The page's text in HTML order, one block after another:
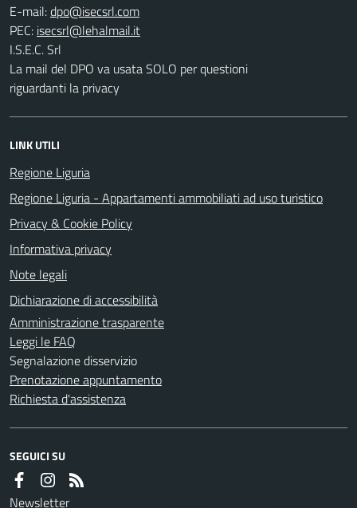
E-mail:
PEC:
I.S.E.C. Srl
La mail del DPO va usata SOLO per questioni
riguardanti la privacy
LINK UTILI
Regione Liguria
Regione Liguria - Appartamenti ammobiliati ad uso turistico
Privacy & Cookie Policy
Informativa privacy
Note legali
Dichiarazione di accessibilità
Amministrazione trasparente
Leggi le FAQ
Segnalazione disservizio
Prenotazione appuntamento
Richiesta d'assistenza
SEGUICI SU
Newsletter